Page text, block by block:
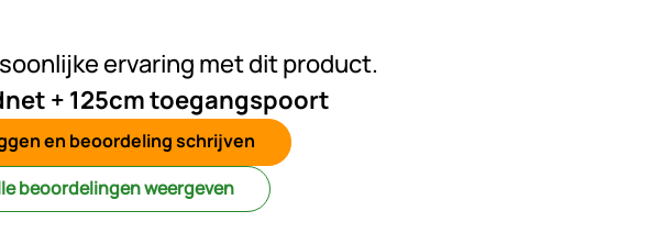
ervaring met dit product.
+ 125cm toegangspoort
en beoordeling schrijven
beoordelingen weergeven